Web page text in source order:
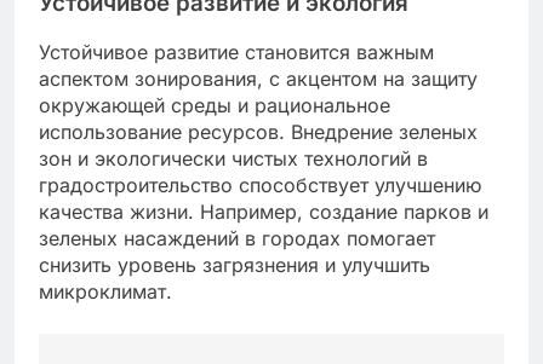
Устойчивое развитие становится важным
аспектом зонирования, с акцентом на защиту
окружающей среды и рациональное
использование ресурсов. Внедрение зеленых
зон и экологически чистых технологий в
градостроительство способствует улучшению
качества жизни. Например, создание парков и
зеленых насаждений в городах помогает
снизить уровень загрязнения и улучшить
микроклимат.